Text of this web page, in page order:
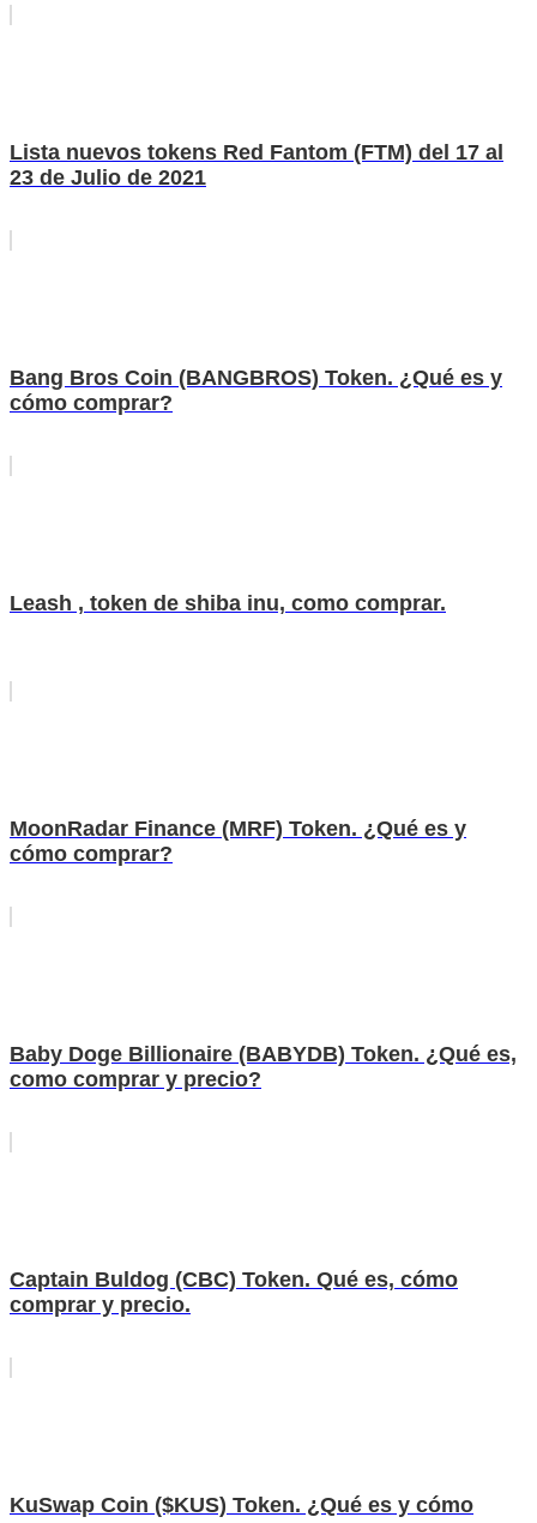
Lista nuevos tokens Red Fantom (FTM) del 17 al
23 de Julio de 2021
Bang Bros Coin (BANGBROS) Token. ¿Qué es y
cómo comprar?
Leash , token de shiba inu, como comprar.
MoonRadar Finance (MRF) Token. ¿Qué es y
cómo comprar?
Baby Doge Billionaire (BABYDB) Token. ¿Qué es,
como comprar y precio?
Captain Buldog (CBC) Token. Qué es, cómo
comprar y precio.
KuSwap Coin ($KUS) Token. ¿Qué es y cómo